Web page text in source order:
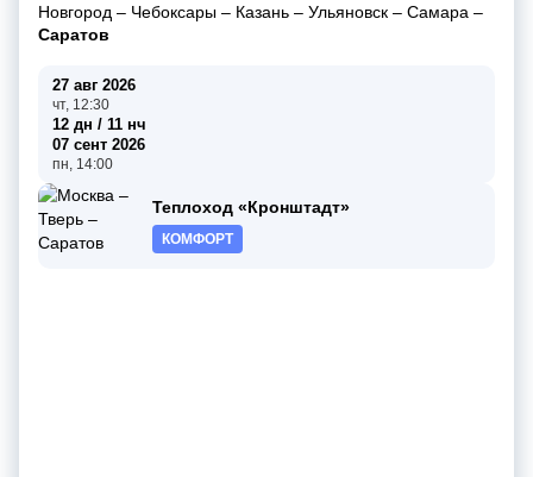
Новгород – Чебоксары – Казань – Ульяновск – Самара –
Саратов
27 авг 2026
чт, 12:30
12 дн / 11 нч
07 сент 2026
пн, 14:00
Теплоход «Кронштадт»
КОМФОРТ